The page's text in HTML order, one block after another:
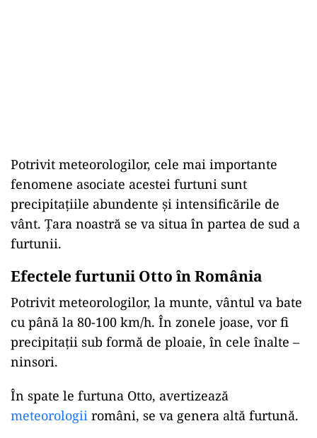
Potrivit meteorologilor, cele mai importante
fenomene asociate acestei furtuni sunt
precipitațiile abundente și intensificările de
vânt. Țara noastră se va situa în partea de sud a
furtunii.
Efectele furtunii Otto în România
Potrivit meteorologilor, la munte, vântul va bate
cu până la 80-100 km/h. În zonele joase, vor fi
precipitații sub formă de ploaie, în cele înalte –
ninsori.
În spate le furtuna Otto, avertizează
meteorologii români, se va genera altă furtună.